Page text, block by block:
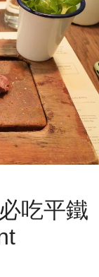
吃平鐵